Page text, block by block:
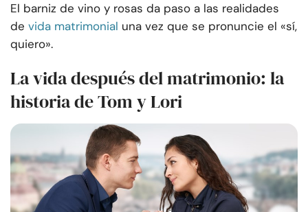
El barniz de vino y rosas da paso a las realidades
de vida matrimonial una vez que se pronuncie el «sí,
quiero».
La vida después del matrimonio: la
historia de Tom y Lori